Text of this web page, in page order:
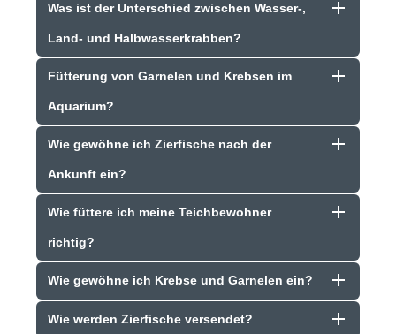
Was ist der Unterschied zwischen Wasser-,
Land- und Halbwasserkrabben?
Fütterung von Garnelen und Krebsen im
Aquarium?
Wie gewöhne ich Zierfische nach der
Ankunft ein?
Wie füttere ich meine Teichbewohner
richtig?
Wie gewöhne ich Krebse und Garnelen ein?
Wie werden Zierfische versendet?